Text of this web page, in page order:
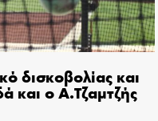
δισκοβολίας και
και ο Α.Τζαμτζής